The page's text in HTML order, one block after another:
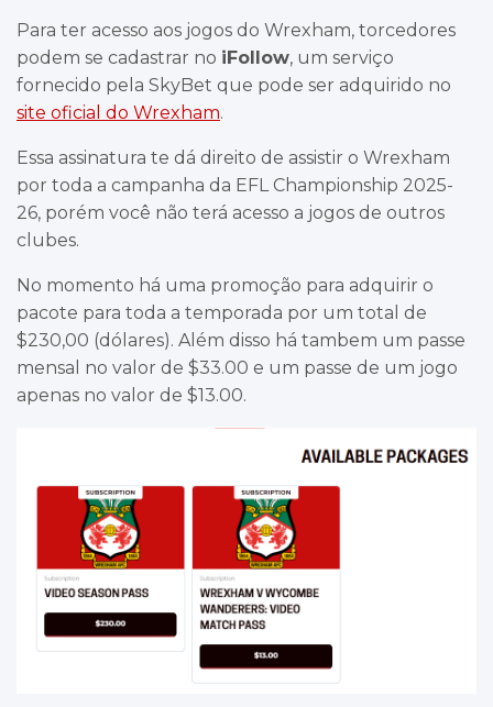
Para ter acesso aos jogos do Wrexham, torcedores
podem se cadastrar no iFollow, um serviço
fornecido pela SkyBet que pode ser adquirido no
site oficial do Wrexham.
Essa assinatura te dá direito de assistir o Wrexham
por toda a campanha da EFL Championship 2025-
26, porém você não terá acesso a jogos de outros
clubes.
No momento há uma promoção para adquirir o
pacote para toda a temporada por um total de
$230,00 (dólares). Além disso há tambem um passe
mensal no valor de $33.00 e um passe de um jogo
apenas no valor de $13.00.